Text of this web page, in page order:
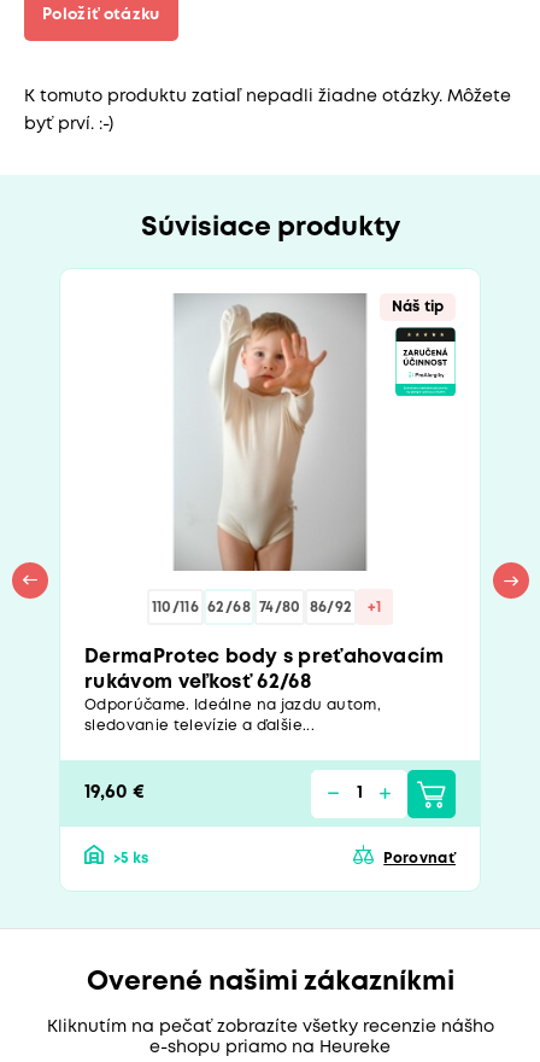
Položiť otázku
K tomuto produktu zatiaľ nepadli žiadne otázky. Môžete
byť prví. :-)
Súvisiace produkty
Náš tip
110/116 62/68 74/80 86/92 +1
DermaProtec body s preťahovacím
rukávom veľkosť 62/68
Odporúčame. Ideálne na jazdu autom,
sledovanie televízie a ďalšie...
19,60 €
>5 ks Porovnať
Overené našimi zákazníkmi
Kliknutím na pečať zobrazíte všetky recenzie nášho
e-shopu priamo na Heureke